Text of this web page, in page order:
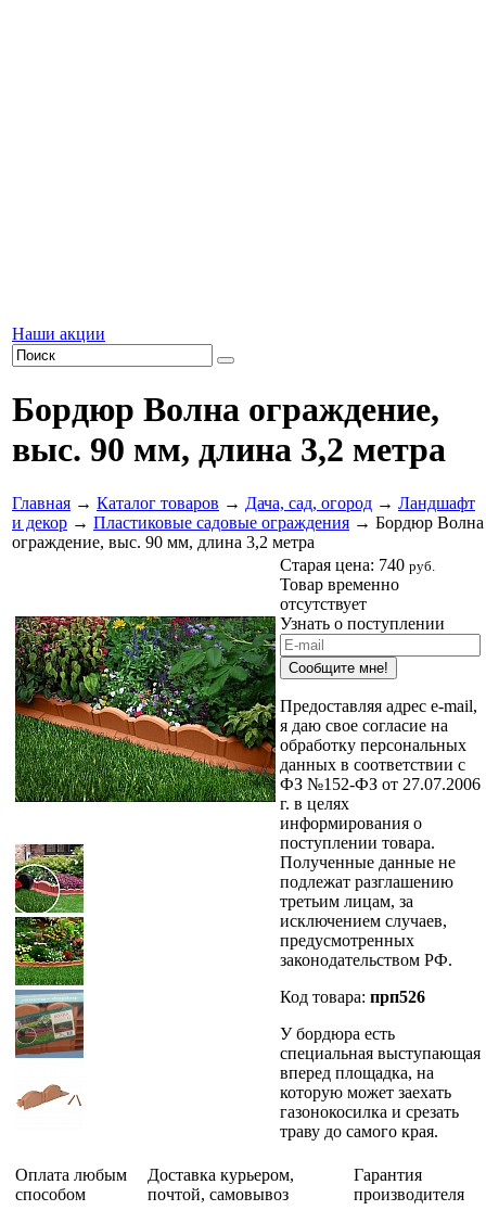
Наши акции
Бордюр Волна ограждение,
выс. 90 мм, длина 3,2 метра
Главная → Каталог товаров → Дача, сад, огород → Ландшафт
и декор → Пластиковые садовые ограждения → Бордюр Волна
ограждение, выс. 90 мм, длина 3,2 метра
Старая цена: 740 руб.
Товар временно
отсутствует
Узнать о поступлении
Сообщите мне!
Предоставляя адрес e-mail,
я даю свое согласие на
обработку персональных
данных в соответствии с
ФЗ №152-ФЗ от 27.07.2006
г. в целях
информирования о
поступлении товара.
Полученные данные не
подлежат разглашению
третьим лицам, за
исключением случаев,
предусмотренных
законодательством РФ.
Код товара: прп526
У бордюра есть
специальная выступающая
вперед площадка, на
которую может заехать
газонокосилка и срезать
траву до самого края.
Оплата любым
способом
Доставка курьером,
почтой, самовывоз
Гарантия
производителя